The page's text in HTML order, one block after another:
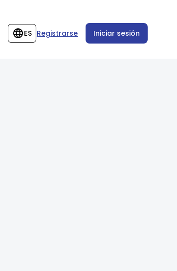
ES Registrarse Iniciar sesión